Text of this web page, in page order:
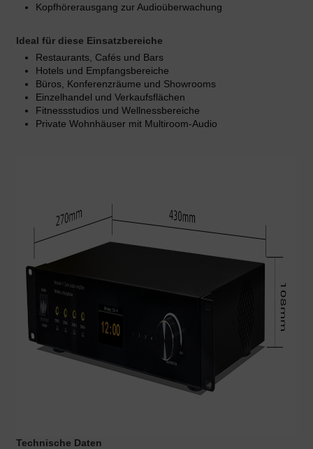
Kopfhörerausgang zur Audioüberwachung
Ideal für diese Einsatzbereiche
Restaurants, Cafés und Bars
Hotels und Empfangsbereiche
Büros, Konferenzräume und Showrooms
Einzelhandel und Verkaufsflächen
Fitnessstudios und Wellnessbereiche
Private Wohnhäuser mit Multiroom-Audio
Technische Daten